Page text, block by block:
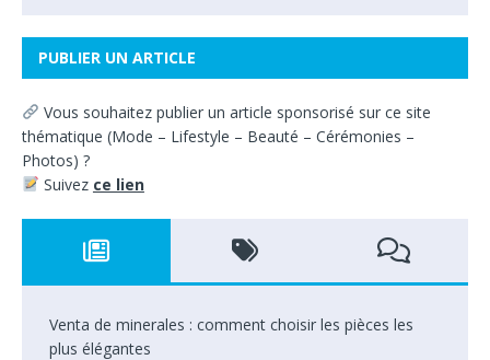
PUBLIER UN ARTICLE
Vous souhaitez publier un article sponsorisé sur ce site
thématique (Mode – Lifestyle – Beauté – Cérémonies –
Photos) ?
Suivez ce lien
Venta de minerales : comment choisir les pièces les
plus élégantes